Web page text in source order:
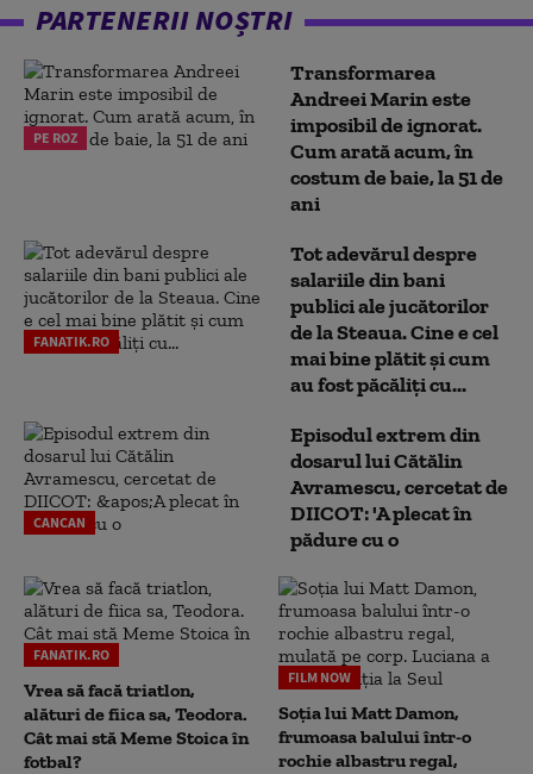
PARTENERII NOȘTRI
PE ROZ
Transformarea
Andreei Marin este
imposibil de ignorat.
Cum arată acum, în
costum de baie, la 51 de
ani
FANATIK.RO
Tot adevărul despre
salariile din bani
publici ale jucătorilor
de la Steaua. Cine e cel
mai bine plătit și cum
au fost păcăliți cu...
CANCAN
Episodul extrem din
dosarul lui Cătălin
Avramescu, cercetat de
DIICOT: 'A plecat în
pădure cu o
FANATIK.RO
Vrea să facă triatlon,
alături de fiica sa, Teodora.
Cât mai stă Meme Stoica în
fotbal?
FILM NOW
Soția lui Matt Damon,
frumoasa balului într-o
rochie albastru regal,